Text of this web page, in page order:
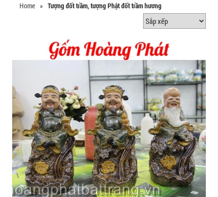
Home » Tượng đốt trầm, tượng Phật đốt trầm hương